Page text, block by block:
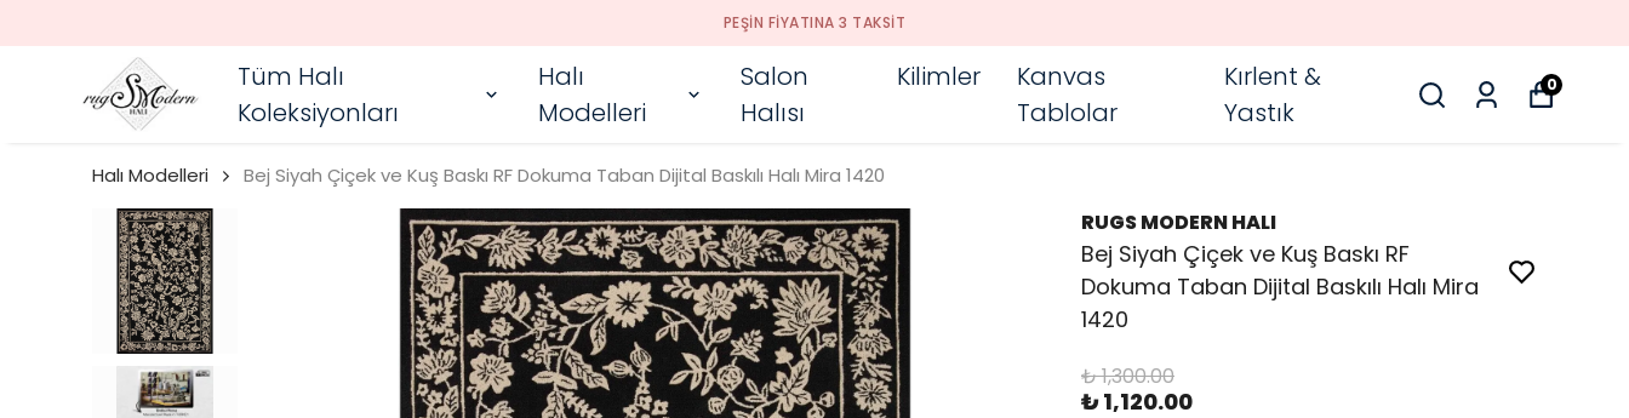
PEŞIN FIYATINA 3 TAKSIT
Tüm Halı
Koleksiyonları
Halı
Modelleri
Salon
Halısı
Kilimler
Kanvas
Tablolar
Kırlent &
Yastık
0
Halı Modelleri Bej Siyah Çiçek ve Kuş Baskı RF Dokuma Taban Dijital Baskılı Halı Mira 1420
RUGS MODERN HALI
Bej Siyah Çiçek ve Kuş Baskı RF
Dokuma Taban Dijital Baskılı Halı Mira
1420
₺ 1,300.00
₺ 1,120.00